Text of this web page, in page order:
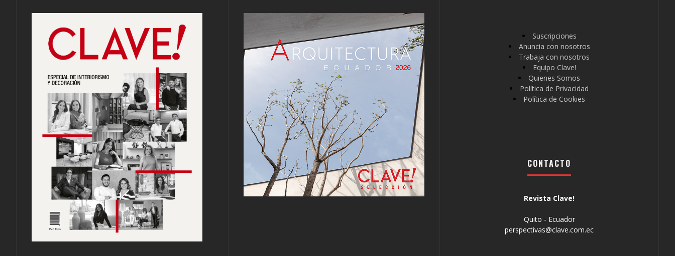
Suscripciones
Anuncia con nosotros
Trabaja con nosotros
Equipo Clave!
Quienes Somos
Política de Privacidad
Política de Cookies
CONTACTO
Revista Clave!
Quito - Ecuador
perspectivas@clave.com.ec